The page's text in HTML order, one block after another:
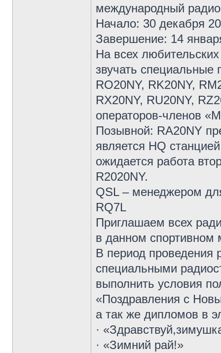
международный
Начало: 30 декабря
Завершение: 14
На всех
звучать специальные
RO20NY, RK20NY,
RX20NY, RU20NY,
операторов-членов
Позывной: RA20NY
является HQ
ожидается работа
R2020NY.
QSL – менеджером
RQ7L
Приглашаем всех
в данном спортивном
В период проведения
специальными
выполнить условия
«Поздравления с
а так же дипломов в
·
· «Зимний рай!»